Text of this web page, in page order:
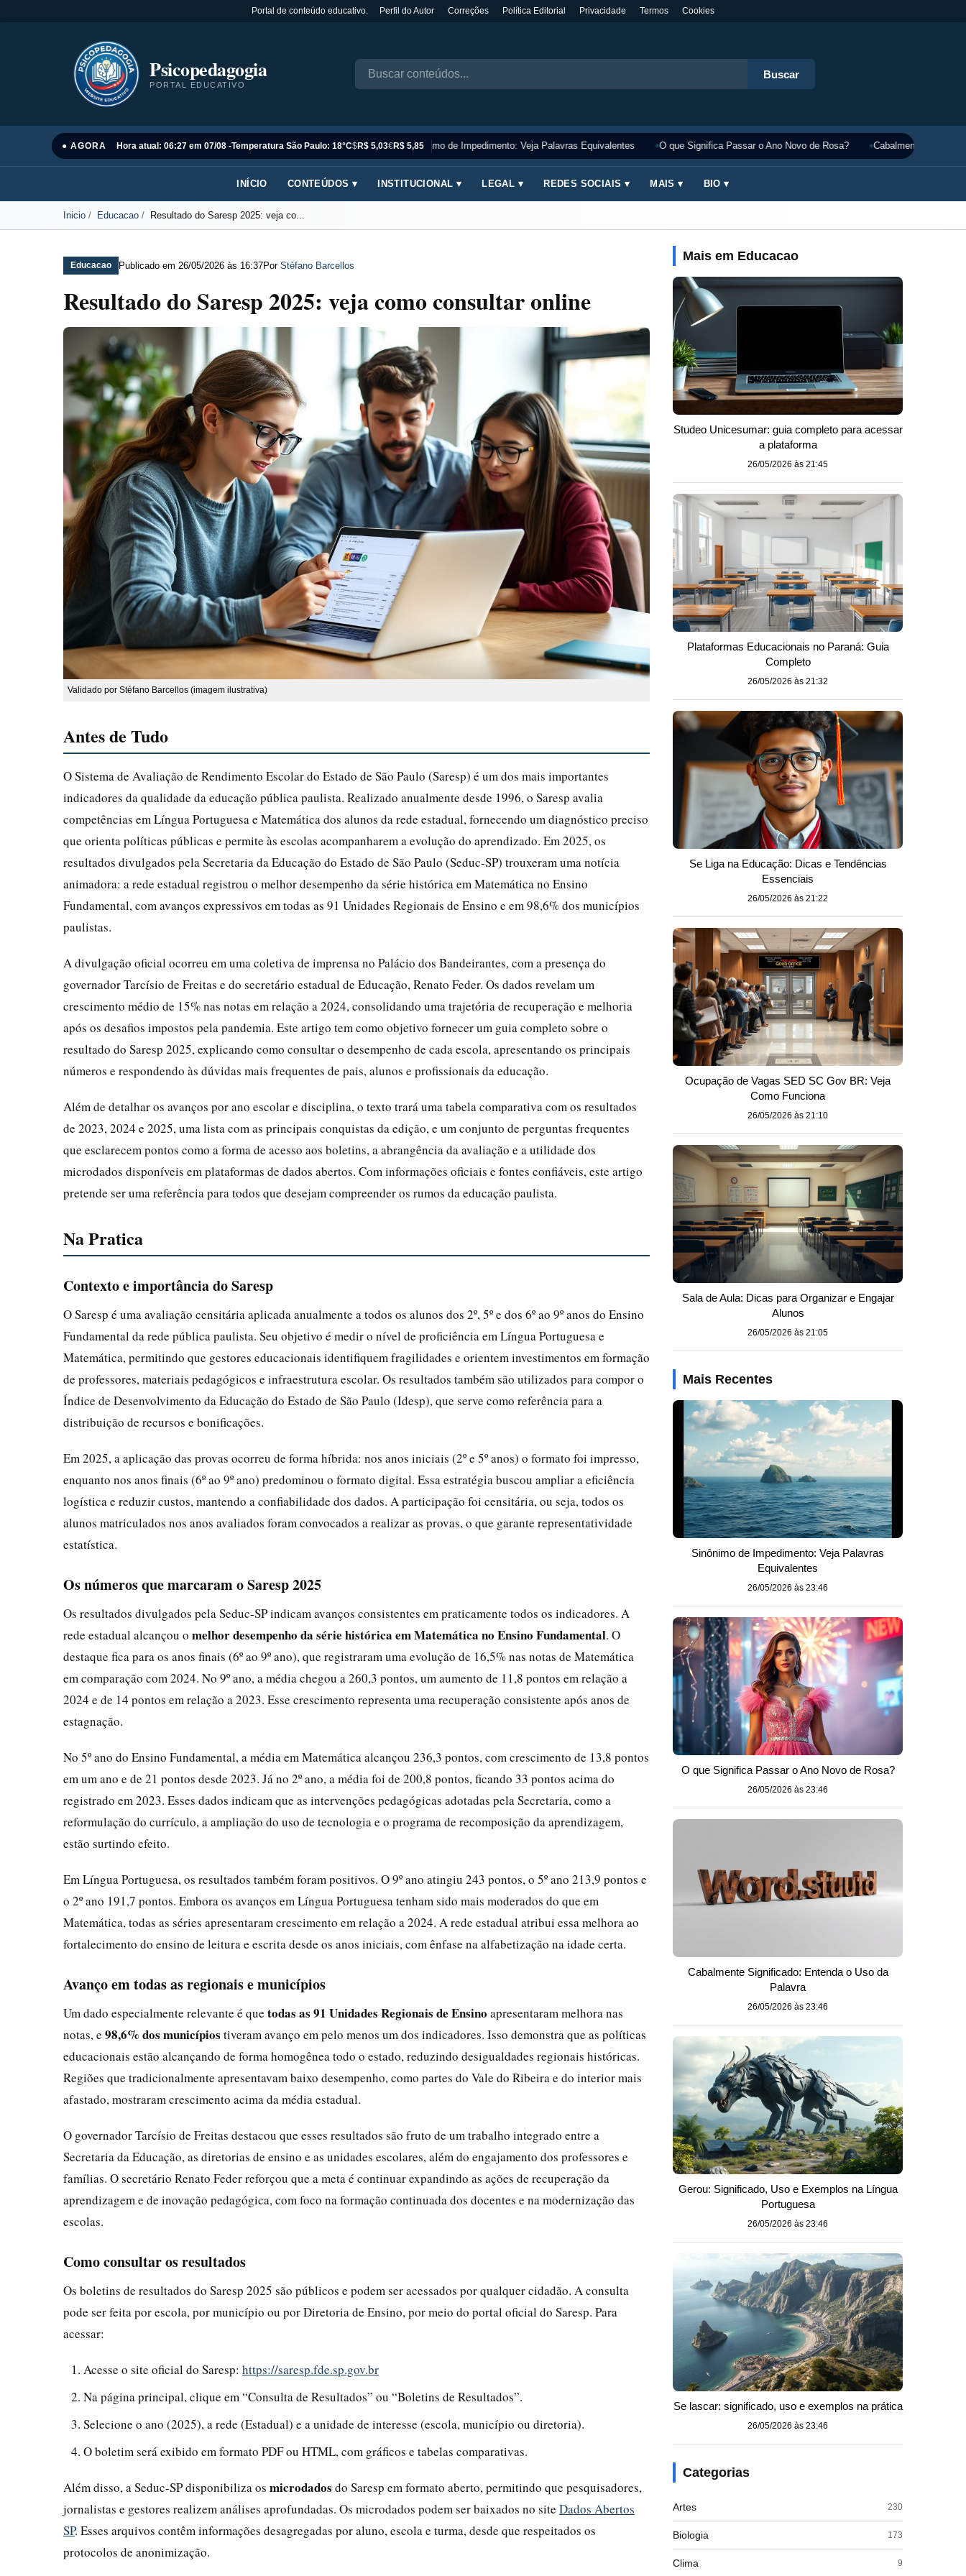
Portal de conteúdo educativo. Perfil do Autor Correções Política Editorial Privacidade Termos Cookies
Psicopedagogia
PORTAL EDUCATIVO
Buscar
● AGORA Hora atual: 06:27 em 07/08 -Temperatura São Paulo: 18°C$R$ 5,03€R$ 5,85
Sinônimo de Impedimento: Veja Palavras Equivalentes O que Significa Passar o Ano Novo de Rosa? Cabalmente
INÍCIO CONTEÚDOS ▾ INSTITUCIONAL ▾ LEGAL ▾ REDES SOCIAIS ▾ MAIS ▾ BIO ▾
Inicio Educacao Resultado do Saresp 2025: veja co...
Educacao Publicado em 26/05/2026 às 16:37Por Stéfano Barcellos
Resultado do Saresp 2025: veja como consultar online
Validado por Stéfano Barcellos (imagem ilustrativa)
Antes de Tudo
O Sistema de Avaliação de Rendimento Escolar do Estado de São Paulo (Saresp) é um dos mais importantes
indicadores da qualidade da educação pública paulista. Realizado anualmente desde 1996, o Saresp avalia
competências em Língua Portuguesa e Matemática dos alunos da rede estadual, fornecendo um diagnóstico preciso
que orienta políticas públicas e permite às escolas acompanharem a evolução do aprendizado. Em 2025, os
resultados divulgados pela Secretaria da Educação do Estado de São Paulo (Seduc-SP) trouxeram uma notícia
animadora: a rede estadual registrou o melhor desempenho da série histórica em Matemática no Ensino
Fundamental, com avanços expressivos em todas as 91 Unidades Regionais de Ensino e em 98,6% dos municípios
paulistas.
A divulgação oficial ocorreu em uma coletiva de imprensa no Palácio dos Bandeirantes, com a presença do
governador Tarcísio de Freitas e do secretário estadual de Educação, Renato Feder. Os dados revelam um
crescimento médio de 15% nas notas em relação a 2024, consolidando uma trajetória de recuperação e melhoria
após os desafios impostos pela pandemia. Este artigo tem como objetivo fornecer um guia completo sobre o
resultado do Saresp 2025, explicando como consultar o desempenho de cada escola, apresentando os principais
números e respondendo às dúvidas mais frequentes de pais, alunos e profissionais da educação.
Além de detalhar os avanços por ano escolar e disciplina, o texto trará uma tabela comparativa com os resultados
de 2023, 2024 e 2025, uma lista com as principais conquistas da edição, e um conjunto de perguntas frequentes
que esclarecem pontos como a forma de acesso aos boletins, a abrangência da avaliação e a utilidade dos
microdados disponíveis em plataformas de dados abertos. Com informações oficiais e fontes confiáveis, este artigo
pretende ser uma referência para todos que desejam compreender os rumos da educação paulista.
Na Pratica
Contexto e importância do Saresp
O Saresp é uma avaliação censitária aplicada anualmente a todos os alunos dos 2º, 5º e dos 6º ao 9º anos do Ensino
Fundamental da rede pública paulista. Seu objetivo é medir o nível de proficiência em Língua Portuguesa e
Matemática, permitindo que gestores educacionais identifiquem fragilidades e orientem investimentos em formação
de professores, materiais pedagógicos e infraestrutura escolar. Os resultados também são utilizados para compor o
Índice de Desenvolvimento da Educação do Estado de São Paulo (Idesp), que serve como referência para a
distribuição de recursos e bonificações.
Em 2025, a aplicação das provas ocorreu de forma híbrida: nos anos iniciais (2º e 5º anos) o formato foi impresso,
enquanto nos anos finais (6º ao 9º ano) predominou o formato digital. Essa estratégia buscou ampliar a eficiência
logística e reduzir custos, mantendo a confiabilidade dos dados. A participação foi censitária, ou seja, todos os
alunos matriculados nos anos avaliados foram convocados a realizar as provas, o que garante representatividade
estatística.
Os números que marcaram o Saresp 2025
Os resultados divulgados pela Seduc-SP indicam avanços consistentes em praticamente todos os indicadores. A
rede estadual alcançou o melhor desempenho da série histórica em Matemática no Ensino Fundamental. O
destaque fica para os anos finais (6º ao 9º ano), que registraram uma evolução de 16,5% nas notas de Matemática
em comparação com 2024. No 9º ano, a média chegou a 260,3 pontos, um aumento de 11,8 pontos em relação a
2024 e de 14 pontos em relação a 2023. Esse crescimento representa uma recuperação consistente após anos de
estagnação.
No 5º ano do Ensino Fundamental, a média em Matemática alcançou 236,3 pontos, com crescimento de 13,8 pontos
em um ano e de 21 pontos desde 2023. Já no 2º ano, a média foi de 200,8 pontos, ficando 33 pontos acima do
registrado em 2023. Esses dados indicam que as intervenções pedagógicas adotadas pela Secretaria, como a
reformulação do currículo, a ampliação do uso de tecnologia e o programa de recomposição da aprendizagem,
estão surtindo efeito.
Em Língua Portuguesa, os resultados também foram positivos. O 9º ano atingiu 243 pontos, o 5º ano 213,9 pontos e
o 2º ano 191,7 pontos. Embora os avanços em Língua Portuguesa tenham sido mais moderados do que em
Matemática, todas as séries apresentaram crescimento em relação a 2024. A rede estadual atribui essa melhora ao
fortalecimento do ensino de leitura e escrita desde os anos iniciais, com ênfase na alfabetização na idade certa.
Avanço em todas as regionais e municípios
Um dado especialmente relevante é que todas as 91 Unidades Regionais de Ensino apresentaram melhora nas
notas, e 98,6% dos municípios tiveram avanço em pelo menos um dos indicadores. Isso demonstra que as políticas
educacionais estão alcançando de forma homogênea todo o estado, reduzindo desigualdades regionais históricas.
Regiões que tradicionalmente apresentavam baixo desempenho, como partes do Vale do Ribeira e do interior mais
afastado, mostraram crescimento acima da média estadual.
O governador Tarcísio de Freitas destacou que esses resultados são fruto de um trabalho integrado entre a
Secretaria da Educação, as diretorias de ensino e as unidades escolares, além do engajamento dos professores e
famílias. O secretário Renato Feder reforçou que a meta é continuar expandindo as ações de recuperação da
aprendizagem e de inovação pedagógica, com foco na formação continuada dos docentes e na modernização das
escolas.
Como consultar os resultados
Os boletins de resultados do Saresp 2025 são públicos e podem ser acessados por qualquer cidadão. A consulta
pode ser feita por escola, por município ou por Diretoria de Ensino, por meio do portal oficial do Saresp. Para
acessar:
Acesse o site oficial do Saresp: https://saresp.fde.sp.gov.br
Na página principal, clique em “Consulta de Resultados” ou “Boletins de Resultados”.
Selecione o ano (2025), a rede (Estadual) e a unidade de interesse (escola, município ou diretoria).
O boletim será exibido em formato PDF ou HTML, com gráficos e tabelas comparativas.
Além disso, a Seduc-SP disponibiliza os microdados do Saresp em formato aberto, permitindo que pesquisadores,
jornalistas e gestores realizem análises aprofundadas. Os microdados podem ser baixados no site Dados Abertos
SP. Esses arquivos contêm informações desagregadas por aluno, escola e turma, desde que respeitados os
protocolos de anonimização.
Mais em Educacao
Studeo Unicesumar: guia completo para acessar
a plataforma
26/05/2026 às 21:45
Plataformas Educacionais no Paraná: Guia
Completo
26/05/2026 às 21:32
Se Liga na Educação: Dicas e Tendências
Essenciais
26/05/2026 às 21:22
Ocupação de Vagas SED SC Gov BR: Veja
Como Funciona
26/05/2026 às 21:10
Sala de Aula: Dicas para Organizar e Engajar
Alunos
26/05/2026 às 21:05
Mais Recentes
Sinônimo de Impedimento: Veja Palavras
Equivalentes
26/05/2026 às 23:46
O que Significa Passar o Ano Novo de Rosa?
26/05/2026 às 23:46
Cabalmente Significado: Entenda o Uso da
Palavra
26/05/2026 às 23:46
Gerou: Significado, Uso e Exemplos na Língua
Portuguesa
26/05/2026 às 23:46
Se lascar: significado, uso e exemplos na prática
26/05/2026 às 23:46
Categorias
Artes 230
Biologia 173
Clima 9